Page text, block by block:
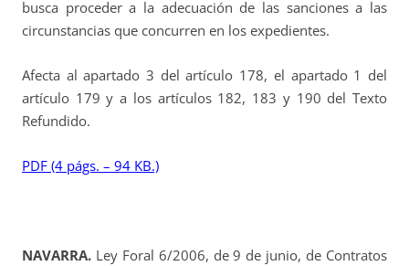
busca proceder a la adecuación de las sanciones a las
circunstancias que concurren en los expedientes.
Afecta al apartado 3 del artículo 178, el apartado 1 del
artículo 179 y a los artículos 182, 183 y 190 del Texto
Refundido.
PDF (4 págs. – 94 KB.)
NAVARRA. Ley Foral 6/2006, de 9 de junio, de Contratos